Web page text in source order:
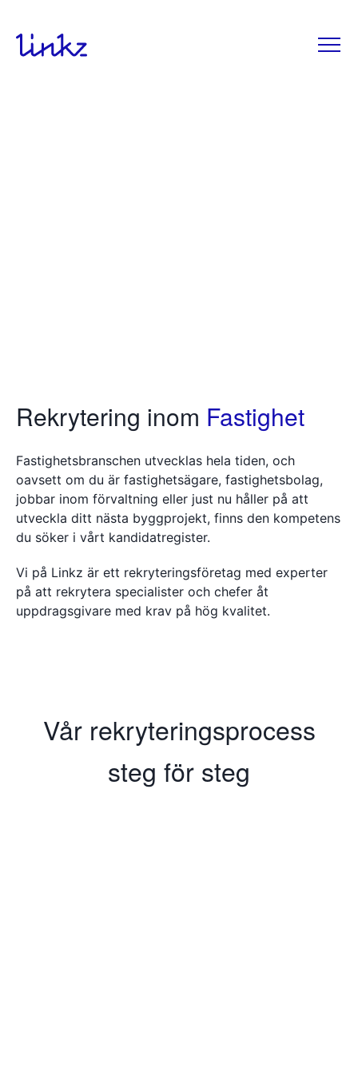
Rekrytering inom Fastighet
Fastighetsbranschen utvecklas hela tiden, och
oavsett om du är fastighetsägare, fastighetsbolag,
jobbar inom förvaltning eller just nu håller på att
utveckla ditt nästa byggprojekt, finns den kompetens
du söker i vårt kandidatregister.
Vi på Linkz är ett rekryteringsföretag med experter
på att rekrytera specialister och chefer åt
uppdragsgivare med krav på hög kvalitet.
Vår rekryteringsprocess
steg för steg